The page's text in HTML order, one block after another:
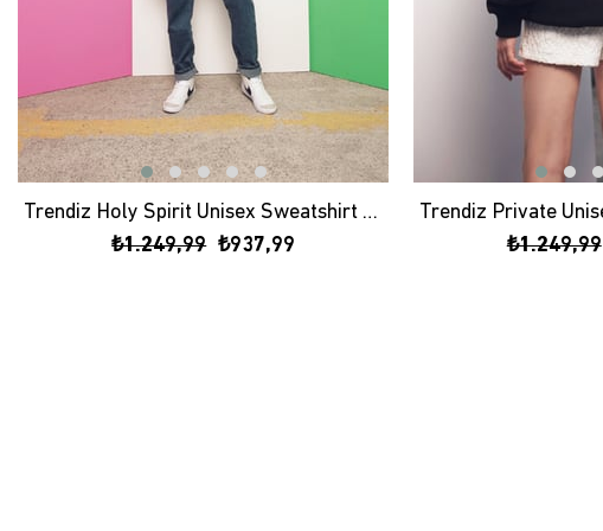
Trendiz Holy Spirit Unisex Sweatshirt Hoodie
₺937,99
₺1.249,99 ₺1.249,99